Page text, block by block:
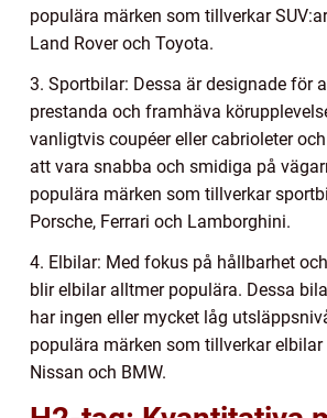
populära märken som tillverkar
Land Rover och Toyota.
3. Sportbilar: Dessa är designade för
prestanda och framhäva
vanligtvis coupéer eller cabrioleter
att vara snabba och smidiga på
populära märken som tillverkar
Porsche, Ferrari och Lamborghini.
4. Elbilar: Med fokus på hållbarhet
blir elbilar alltmer populära. Dessa
har ingen eller mycket låg
populära märken som tillverkar elbilar
Nissan och BMW.